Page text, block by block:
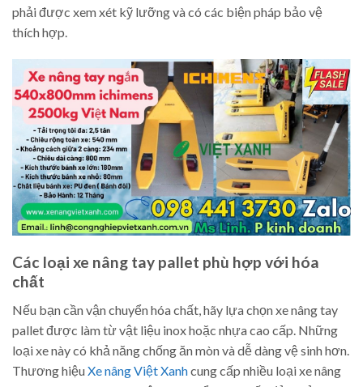
phải được xem xét kỹ lưỡng và có các biện pháp bảo vệ
thích hợp.
Các loại xe nâng tay pallet phù hợp với hóa
chất
Nếu bạn cần vận chuyển hóa chất, hãy lựa chọn xe nâng tay
pallet được làm từ vật liệu inox hoặc nhựa cao cấp. Những
loại xe này có khả năng chống ăn mòn và dễ dàng vệ sinh hơn.
Thương hiệuXe nâng Việt Xanhcung cấp nhiều loại xe nâng